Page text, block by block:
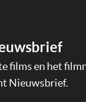
films en het
Nieuwsbrief.